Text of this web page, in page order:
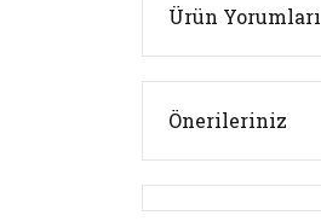
Ürün Yorumları
Önerileriniz